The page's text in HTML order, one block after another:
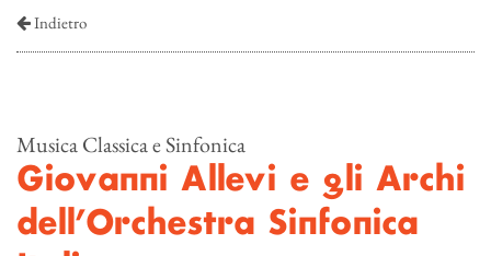
Indietro
Musica Classica e Sinfonica
Giovanni Allevi e gli Archi
dell’Orchestra Sinfonica